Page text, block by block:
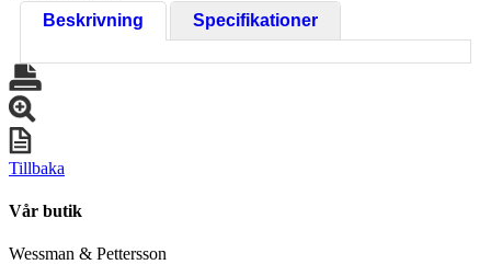
Beskrivning
Specifikationer
Tillbaka
Vår butik
Wessman & Pettersson